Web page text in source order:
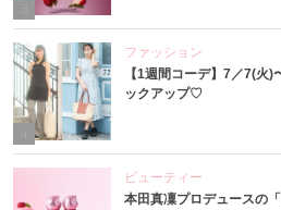
3
4
ファッション
【1週間コーデ】7／7(火
ックアップ♡
ビューティー
本田真凜プロデュースの